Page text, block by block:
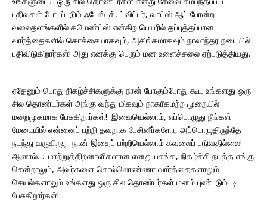
பதிவுகள் போடப்படும் ஃபேஸ்புக், ட்விட்டர், வாட்ஸ் ஆப் போன்ற
வலைதளங்களில் கமெண்ட்ஸ் என்கிற பெயரில் தப்புத்தப்பான
வார்த்தைகளில் கொச்சையாகவும், அசிங்கமாகவும் நாலாந்தர நடையில்
பதிவிடுகிறார்கள்! அது எனக்கு பெரும் மன உளைச்சலை ஏற்படுத்தியது.
ஏதேனும் பொது நிகழ்ச்சிகளுக்கு நான் போகும்போது கூட உங்களது ஒரு
சில தொண்டர்கள் அங்கு வந்து மிகவும் நாகரீகமற்ற முறையில்
மறைமுகமாக பேசுகிறார்கள்!. இவையெல்லாம், எப்பொழுது நீங்கள்
மேடையில் என்னைப் பற்றி தவறாக பேசினீர்களோ, அப்பொழுதிருந்தே
நடந்து வருகிறது. நான் இதைப் பற்றியெல்லாம் கவலைப் படுவதில்லை!
ஆனால்…. மாற்றுத்திறனாளிகளான எனது பசங்க, நிகழ்ச்சி நடத்த எங்கு
சென்றாலும், அவர்களை சொல்லொண்ணா வார்த்தைகளாலும்
செயல்களாலும் உங்களது ஒரு சில தொண்டர்கள் மனம் புண்படும்படி
பேசுகிறார்கள்!